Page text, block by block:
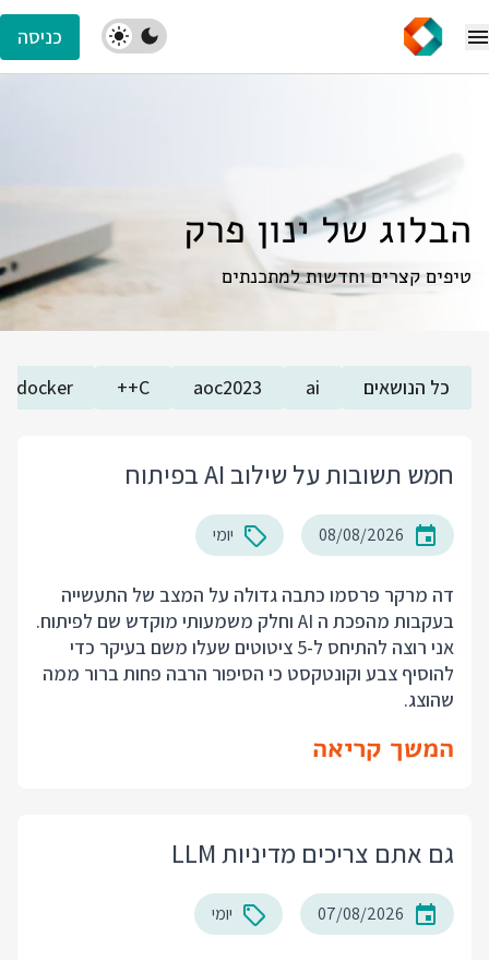
כניסה
הבלוג של ינון פרק
טיפים קצרים וחדשות למתכנתים
כל הנושאים ai
aoc2023
C++
docker
חמש תשובות על שילוב AI בפיתוח
08/08/2026 יומי
דה מרקר פרסמו כתבה גדולה על המצב של התעשייה
בעקבות מהפכת ה AI וחלק משמעותי מוקדש שם לפיתוח.
אני רוצה להתיחס ל-5 ציטוטים שעלו משם בעיקר כדי
להוסיף צבע וקונטקסט כי הסיפור הרבה פחות ברור ממה
שהוצג.
המשך קריאה
גם אתם צריכים מדיניות LLM
07/08/2026 יומי